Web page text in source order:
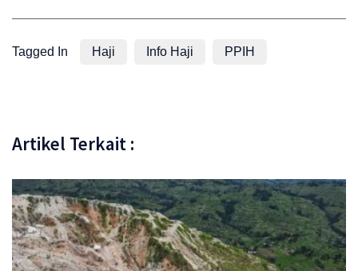
Tagged In Haji Info Haji PPIH
Artikel Terkait :